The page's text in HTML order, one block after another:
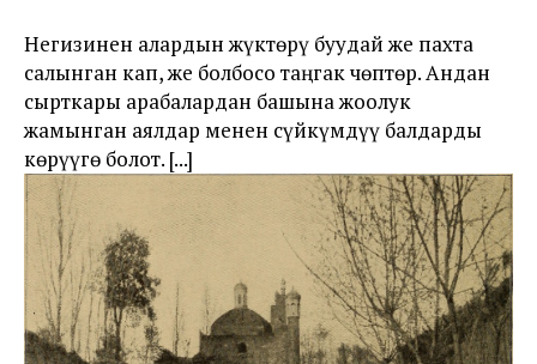
Негизинен алардын жүктөрү буудай же пахта
салынган кап, же болбосо таңгак чөптөр. Андан
сырткары арабалардан башына жоолук
жамынган аялдар менен сүйкүмдүү балдарды
көрүүгө болот. [...]